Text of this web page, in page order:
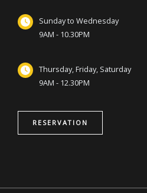
Sunday to Wednesday
9AM - 10.30PM
Thursday, Friday, Saturday
9AM - 12.30PM
RESERVATION